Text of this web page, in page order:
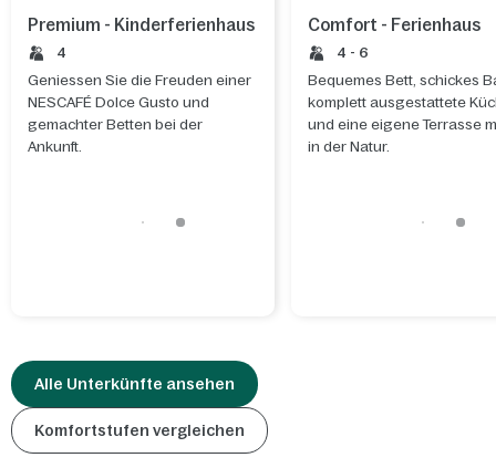
Premium - Kinderferienhaus
4
Geniessen Sie die Freuden einer
NESCAFÉ Dolce Gusto und
gemachter Betten bei der
Ankunft.
Comfort - Ferienhaus
4 - 6
Bequemes Bett, schickes
komplett ausgestattete
und eine eigene Terrasse
in der Natur.
Alle Unterkünfte ansehen
Komfortstufen vergleichen